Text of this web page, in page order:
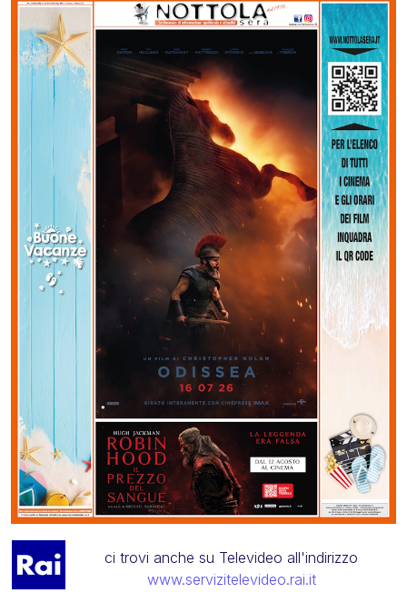
ci trovi anche su Televideo all'indirizzo
www.servizitelevideo.rai.it